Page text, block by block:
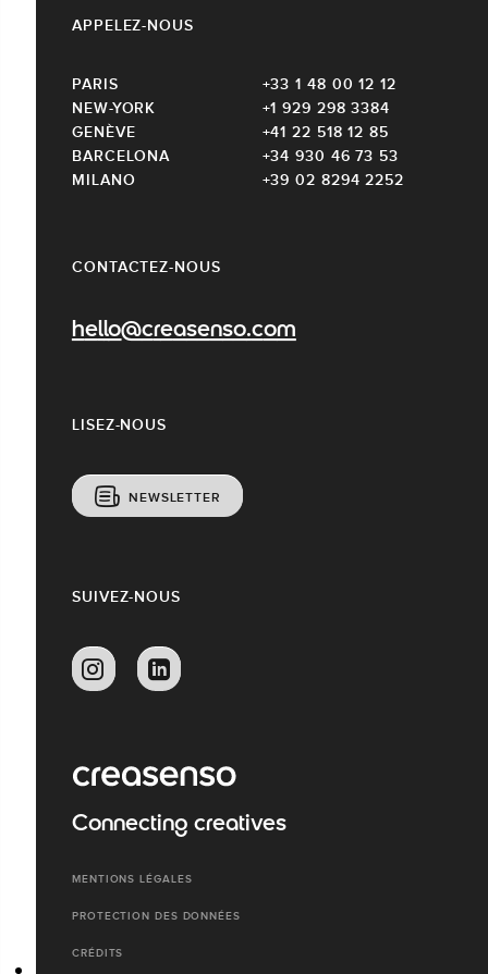
CONTACTEZ-NOUS
hello@creasenso.com
LISEZ-NOUS
NEWSLETTER
APPELEZ-NOUS
PARIS
+33 1 48 00 12 12
NEW-YORK
+1 929 298 3384
GENÈVE
+41 22 518 12 85
BARCELONA
+34 930 46 73 53
MILANO
+39 02 8294 2252
SUIVEZ-NOUS
Connecting creatives
MENTIONS LÉGALES
PROTECTION DES DONNÉES
CRÉDITS